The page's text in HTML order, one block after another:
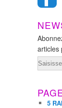
articles
Email
5